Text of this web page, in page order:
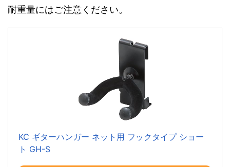
耐重量にはご注意ください。
KC ギターハンガー ネット用 フックタイプ ショー
ト GH-S